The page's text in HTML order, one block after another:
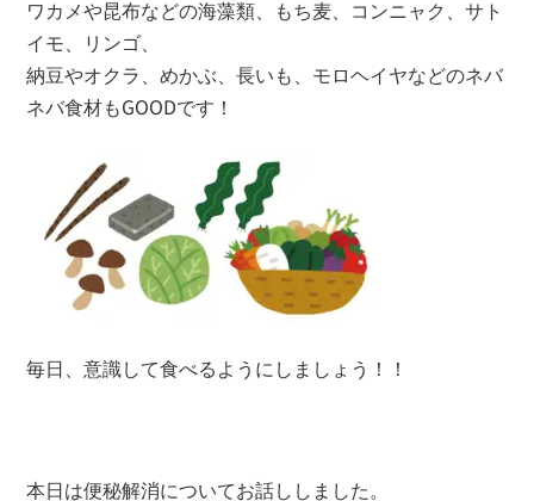
ワカメや昆布などの海藻類、もち麦、コンニャク、サト
イモ、リンゴ、
納豆やオクラ、めかぶ、長いも、モロヘイヤなどのネバ
ネバ食材もGOODです！
毎日、意識して食べるようにしましょう！！
本日は便秘解消についてお話ししました。